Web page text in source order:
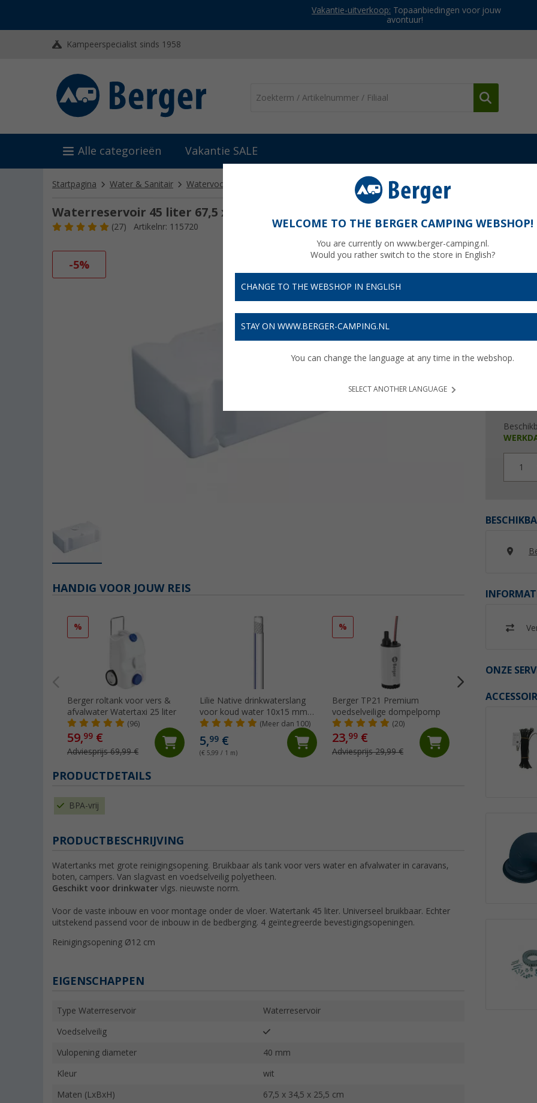
Vakantie-uitverkoop: Topaanbiedingen voor jouw
avontuur!
Kampeerspecialist sinds 1958
Alle categorieën Vakantie SALE
Startpagina Water & Sanitair Watervoorziening Waterreservoir 45 liter 67,5 x 34,5 x 25,5 cm
Waterreservoir 45 liter 67,5 x 34,5 x 25,5 cm
(27) Artikelnr: 115720
-5%
€
1
ONZE
HANDIG VOOR JOUW REIS
%
Berger roltank voor vers &
afvalwater Watertaxi 25 liter
(96)
59,99 €
Adviesprijs 69,99 €
Lilie Native drinkwaterslang
voor koud water 10x15 mm
(per meter)
(Meer dan 100)
5,99 €
(€ 5,99 / 1 m)
%
Berger TP21 Premium
voedselveilige dompelpomp
(20)
23,99 €
Adviesprijs 29,99 €
Berger vulpot met
Adviesprijs 29,99 €
PRODUCTDETAILS
BPA-vrij
PRODUCTBESCHRIJVING
Watertanks met grote reinigingsopening. Bruikbaar als tank voor vers water en afvalwater in caravans,
boten, campers. Van slagvast en voedselveilig polyetheen.
Geschikt voor drinkwater vlgs. nieuwste norm.
Voor de vaste inbouw en voor montage onder de vloer. Watertank 45 liter. Universeel bruikbaar. Echter
uitstekend passend voor de inbouw in de bedberging. 4 geïntegreerde bevestigingsopeningen.
Reinigingsopening Ø12 cm
EIGENSCHAPPEN
Type Waterreservoir Waterreservoir
Voedselveilig
Vulopening diameter 40 mm
Kleur wit
Maten (LxBxH) 67,5 x 34,5 x 25,5 cm
WELCOME TO THE BERGER CAMPING WEBSHOP!
You are currently on www.berger-camping.nl.
Would you rather switch to the store in English?
CHANGE TO THE WEBSHOP IN ENGLISH
STAY ON WWW.BERGER-CAMPING.NL
You can change the language at any time in the webshop.
SELECT ANOTHER LANGUAGE